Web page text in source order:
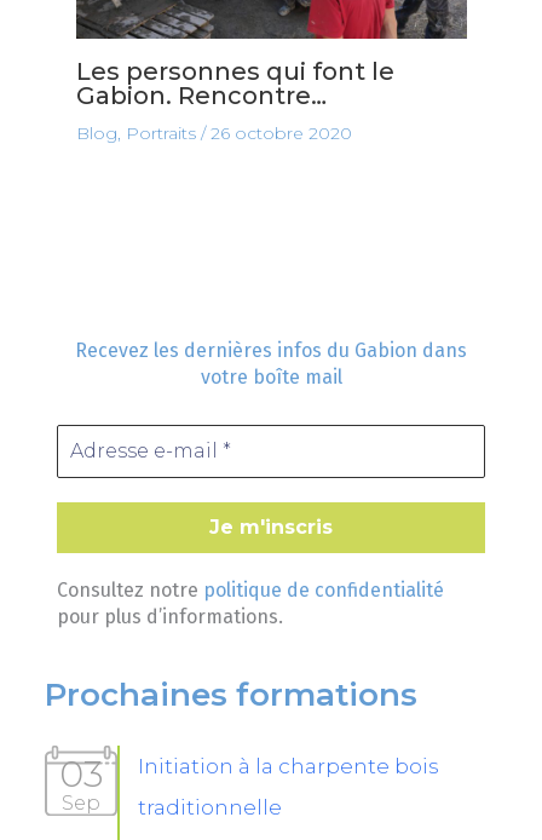
Les personnes qui font le
Gabion. Rencontre…
Blog, Portraits/26 octobre 2020
Recevez les dernières infos du Gabion dans
votre boîte mail
Consultez notre politique de confidentialité
pour plus d’informations.
Prochaines formations
03
Sep
Initiation à la charpente bois
traditionnelle